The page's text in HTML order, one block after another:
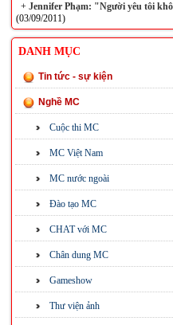
+Jennifer Phạm: "Người yêu tôi
(03/09/2011)
DANH MỤC
Tin tức - sự kiện
Nghề MC
Cuộc thi MC
MC Việt Nam
MC nước ngoài
Đào tạo MC
CHAT với MC
Chân dung MC
Gameshow
Thư viện ảnh